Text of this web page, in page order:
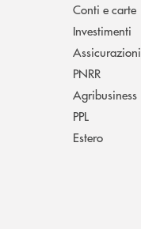
Conti e carte
Investimenti
Assicurazioni
PNRR
Agribusiness
PPL
Estero